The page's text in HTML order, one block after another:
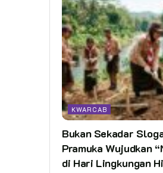
KWARCAB
Bukan Sekadar
Pramuka Wujudkan
di Hari Lingkungan